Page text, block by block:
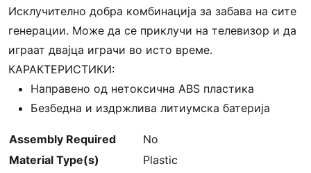
Исклучително добра комбинација за забава на сите
генерации. Може да се приклучи на телевизор и да
играат двајца играчи во исто време.
КАРАКТЕРИСТИКИ:
Направено од нетоксична ABS пластика
Безбедна и издржлива литиумска батерија
Assembly Required
‎No
Material Type(s)
‎Plastic